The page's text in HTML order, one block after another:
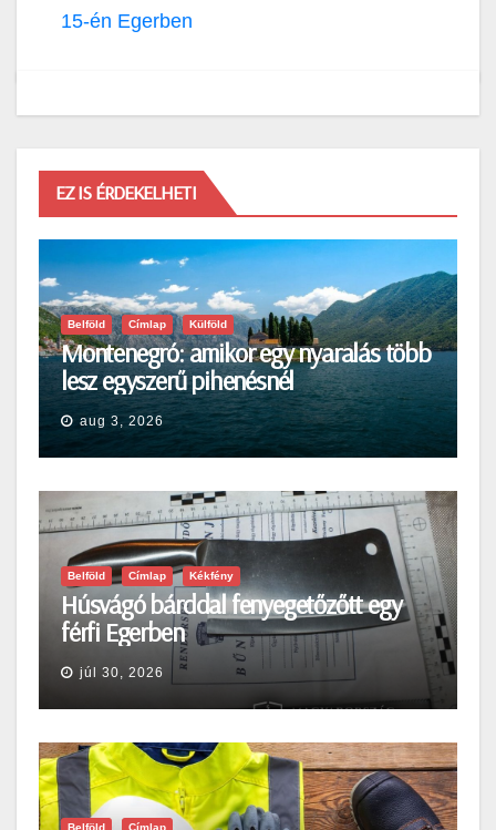
15-én Egerben
EZ IS ÉRDEKELHETI
Belföld Címlap Külföld
Montenegró: amikor egy nyaralás több
lesz egyszerű pihenésnél
aug 3, 2026
Belföld Címlap Kékfény
Húsvágó bárddal fenyegetőzőtt egy
férfi Egerben
júl 30, 2026
Belföld Címlap